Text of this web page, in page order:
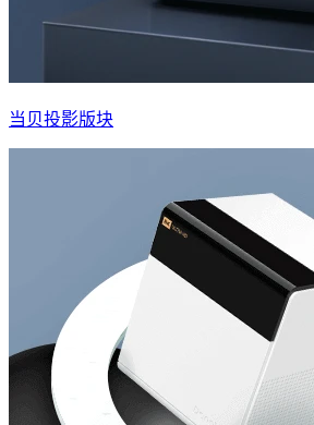
当贝投影版块